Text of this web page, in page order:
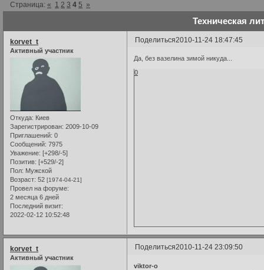
Техническая
Страница:« 1 2 3 4 5 »
Поделиться2010-11-24 18:47:45
korvet_t
Активный участник
Откуда: Киев
Зарегистрирован: 2009-10-09
Приглашений: 0
Сообщений: 7975
Уважение: [+298/-5]
Позитив: [+529/-2]
Пол: Мужской
Возраст: 52 [1974-04-21]
Провел на форуме:
2 месяца 6 дней
Последний визит:
2022-02-12 10:52:48
Да, без вазелина зимой никуда...
0
Поделиться2010-11-24 23:09:50
korvet_t
Активный участник
viktor-o